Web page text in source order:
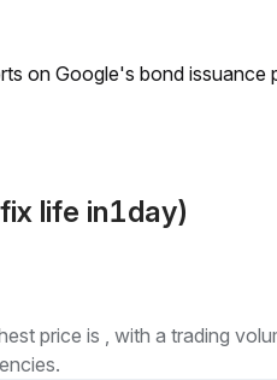
on Google's bond issuance
life in1day)
price is , with a trading